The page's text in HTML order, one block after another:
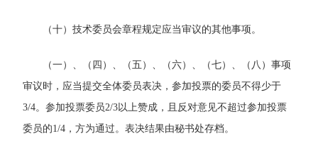
（十）技术委员会章程规定应当审议的其他事项。
（一）、（四）、（五）、（六）、（七）、（八）事项
审议时，应当提交全体委员表决，参加投票的委员不得少于
3/4。参加投票委员2/3以上赞成，且反对意见不超过参加投票
委员的1/4，方为通过。表决结果由秘书处存档。